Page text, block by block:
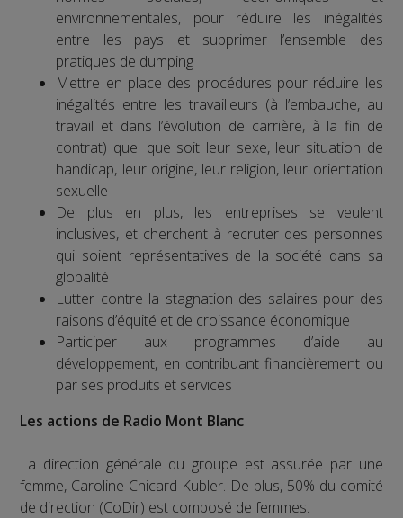
environnementales, pour réduire les inégalités
entre les pays et supprimer l’ensemble des
pratiques de dumping
Mettre en place des procédures pour réduire les
inégalités entre les travailleurs (à l’embauche, au
travail et dans l’évolution de carrière, à la fin de
contrat) quel que soit leur sexe, leur situation de
handicap, leur origine, leur religion, leur orientation
sexuelle
De plus en plus, les entreprises se veulent
inclusives, et cherchent à recruter des personnes
qui soient représentatives de la société dans sa
globalité
Lutter contre la stagnation des salaires pour des
raisons d’équité et de croissance économique
Participer aux programmes d’aide au
développement, en contribuant financièrement ou
par ses produits et services
Les actions de Radio Mont Blanc
La direction générale du groupe est assurée par une
femme, Caroline Chicard-Kubler. De plus, 50% du comité
de direction (CoDir) est composé de femmes.